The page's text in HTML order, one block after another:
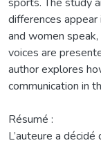
differences
and women
voices are
author explores
communication in
Résumé :
L’auteure a décidé